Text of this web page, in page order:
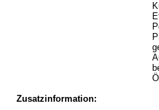
Zusatzinformation: